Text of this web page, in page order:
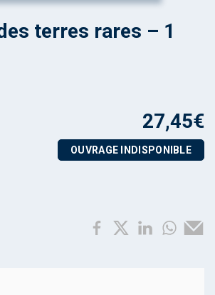
terres rares – 1
27,45€
OUVRAGE INDISPONIBLE